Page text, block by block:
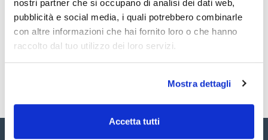
nostri partner che si occupano di analisi dei dati web,
pubblicità e social media, i quali potrebbero combinarle
con altre informazioni che hai fornito loro o che hanno
raccolto dal tuo utilizzo dei loro servizi.
Mostra dettagli
Accetta tutti
Codice
CPAF263573
Confezionamento
x1mL
Prezzo
Acquista
Controlla le